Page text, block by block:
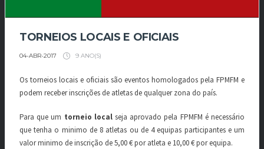
TORNEIOS LOCAIS E OFICIAIS
04-ABR-2017 9 ANO(S)
Os torneios locais e oficiais são eventos homologados pela FPMFM e
podem receber inscrições de atletas de qualquer zona do país.
Para que um torneio localseja aprovado pela FPMFM é necessário
que tenha o minimo de 8 atletas ou de 4 equipas participantes e um
valor minimo de inscrição de 5,00 € por atleta e 10,00 € por equipa.